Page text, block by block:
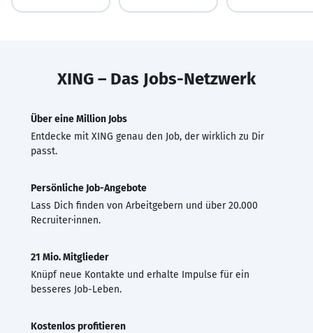
XING – Das Jobs-Netzwerk
Über eine Million Jobs
Entdecke mit XING genau den Job, der wirklich zu Dir
passt.
Persönliche Job-Angebote
Lass Dich finden von Arbeitgebern und über 20.000
Recruiter·innen.
21 Mio. Mitglieder
Knüpf neue Kontakte und erhalte Impulse für ein
besseres Job-Leben.
Kostenlos profitieren